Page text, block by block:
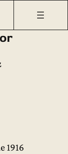
Ediciones
[2005]
1916